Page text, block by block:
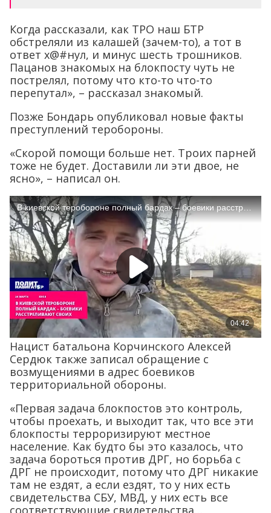
Когда рассказали, как ТРО наш БТР
обстреляли из калашей (зачем-то), а тот в
ответ х@#нул, и минус шесть трошников.
Пацанов знакомых на блокпосту чуть не
пострелял, потому что кто-то что-то
перепутал», – рассказал знакомый.
Позже Бондарь опубликовал новые факты
преступлений теробороны.
«Скорой помощи больше нет. Троих парней
тоже не будет. Доставили ли эти двое, не
ясно», – написал он.
Нацист батальона Корчинского Алексей
Сердюк также записал обращение с
возмущениями в адрес боевиков
территориальной обороны.
«Первая задача блокпостов это контроль,
чтобы проехать, и выходит так, что все эти
блокпосты терроризируют местное
население. Как будто бы это казалось, что
задача бороться против ДРГ, но борьба с
ДРГ не происходит, потому что ДРГ никакие
там не ездят, а если ездят, то у них есть
свидетельства СБУ, МВД, у них есть все
соответствующие свидетельства…